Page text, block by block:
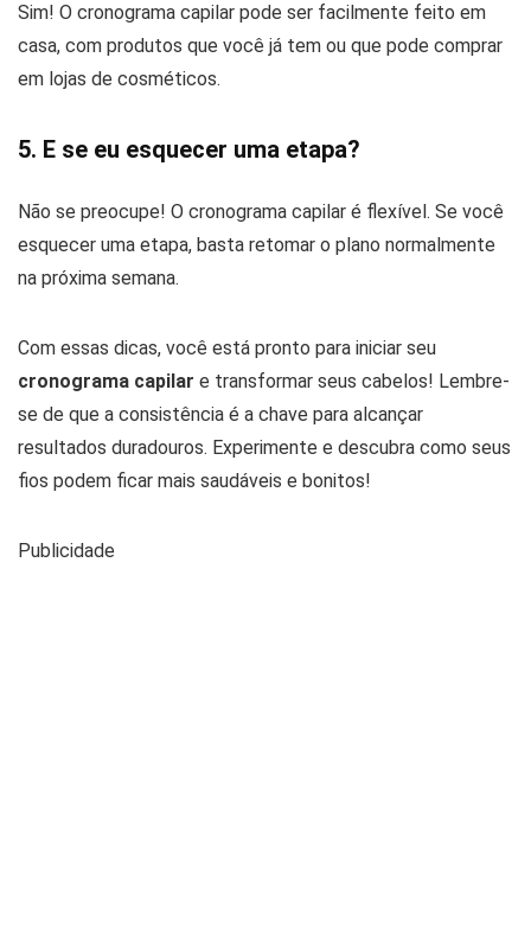
Sim! O cronograma capilar pode ser facilmente feito em
casa, com produtos que você já tem ou que pode comprar
em lojas de cosméticos.
5. E se eu esquecer uma etapa?
Não se preocupe! O cronograma capilar é flexível. Se você
esquecer uma etapa, basta retomar o plano normalmente
na próxima semana.
Com essas dicas, você está pronto para iniciar seu
cronograma capilar e transformar seus cabelos! Lembre-
se de que a consistência é a chave para alcançar
resultados duradouros. Experimente e descubra como seus
fios podem ficar mais saudáveis e bonitos!
Publicidade